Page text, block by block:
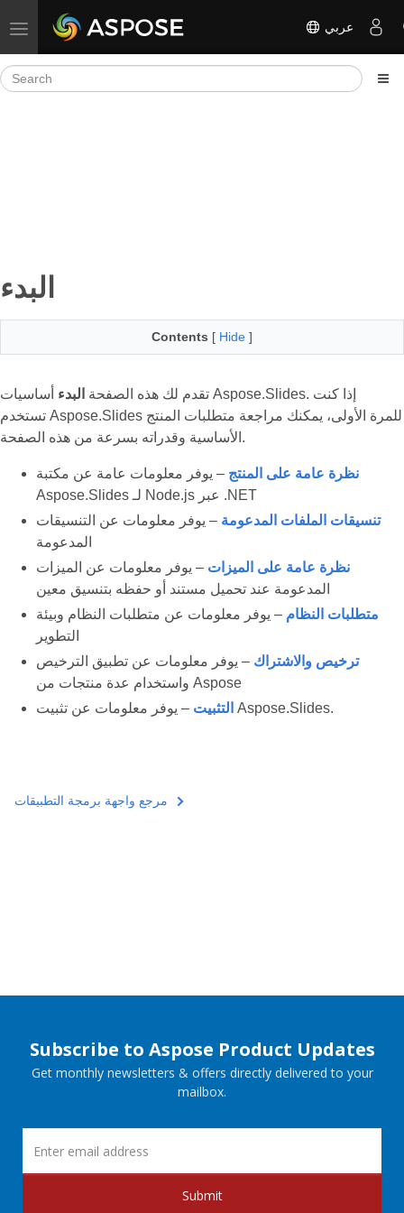
Toggle navigation عربي
البدء
Contents [ Hide ]
تقدم لك هذه الصفحة البدء أساسيات Aspose.Slides. إذا كنت
تستخدم Aspose.Slides للمرة الأولى، يمكنك مراجعة متطلبات المنتج
الأساسية وقدراته بسرعة من هذه الصفحة.
نظرة عامة على المنتج – يوفر معلومات عامة عن مكتبة
Aspose.Slides لـ Node.js عبر .NET
تنسيقات الملفات المدعومة – يوفر معلومات عن التنسيقات
المدعومة
نظرة عامة على الميزات – يوفر معلومات عن الميزات
المدعومة عند تحميل مستند أو حفظه بتنسيق معين
متطلبات النظام – يوفر معلومات عن متطلبات النظام وبيئة
التطوير
ترخيص والاشتراك – يوفر معلومات عن تطبيق الترخيص
واستخدام عدة منتجات من Aspose
التثبيت – يوفر معلومات عن تثبيت Aspose.Slides.
مرجع واجهة برمجة التطبيقات
Subscribe to Aspose Product Updates
Get monthly newsletters & offers directly delivered to your
mailbox.
Submit